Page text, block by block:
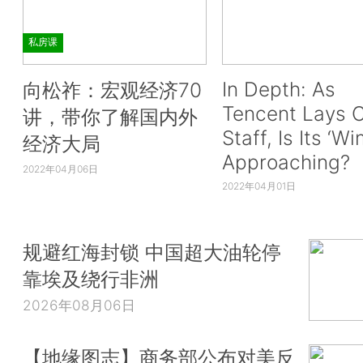
私房课
向松祚：宏观经济70
讲，带你了解国内外
经济大局
2022年04月06日
In Depth: As
Tencent Lays
Staff, Is Its
Approaching?
2022年04月01日
规避红海封锁 中国超大油轮停
靠埃及绕行非洲
2026年08月06日
【地缘图志】商务部公布对美反